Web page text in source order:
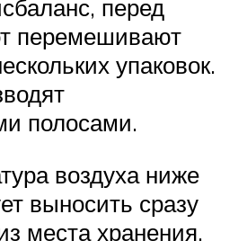
перед
перемешивают
упаковок.
полосами.
воздуха ниже
выносить сразу
места хранения.